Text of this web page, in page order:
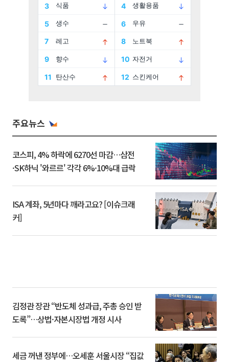
주요뉴스
코스피, 4% 하락에 6270선 마감…삼전
·SK하닉 '와르르' 각각 6%·10%대 급락
ISA 계좌, 5년마다 깨라고요? [이슈크래
커]
김정관 장관 “반도체 성과급, 주총 승인 받
도록”…상법·자본시장법 개정 시사
세금 꺼낸 정부에…오세훈 서울시장 “집값